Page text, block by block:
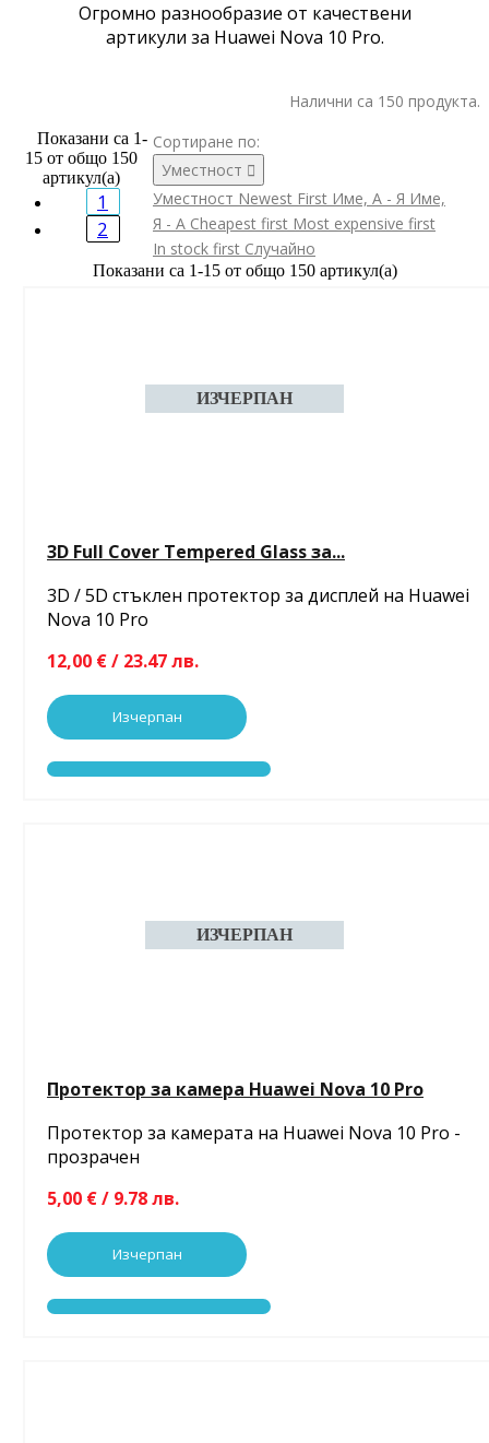
Огромно разнообразие от качествени
артикули за Huawei Nova 10 Pro.
Налични са 150 продукта.
Сортиране по:
Уместност 
Уместност Newest First Име, А - Я Име,
Я - А Cheapest first Most expensive first
In stock first Случайно
Показани са 1-15 от общо 150 артикул(а)
3D Full Cover Tempered Glass за...
3D / 5D стъклен протектор за дисплей на Huawei
Nova 10 Pro
12,00 € / 23.47 лв.
Изчерпан
Протектор за камера Huawei Nova 10 Pro
Протектор за камерата на Huawei Nova 10 Pro -
прозрачен
5,00 € / 9.78 лв.
Изчерпан
Показани са 1-
15 от общо 150
артикул(а)
1
2